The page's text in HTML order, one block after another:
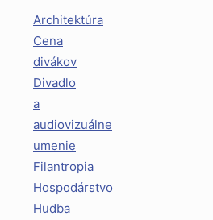
Architektúra
Cena
divákov
Divadlo
a
audiovizuálne
umenie
Filantropia
Hospodárstvo
Hudba